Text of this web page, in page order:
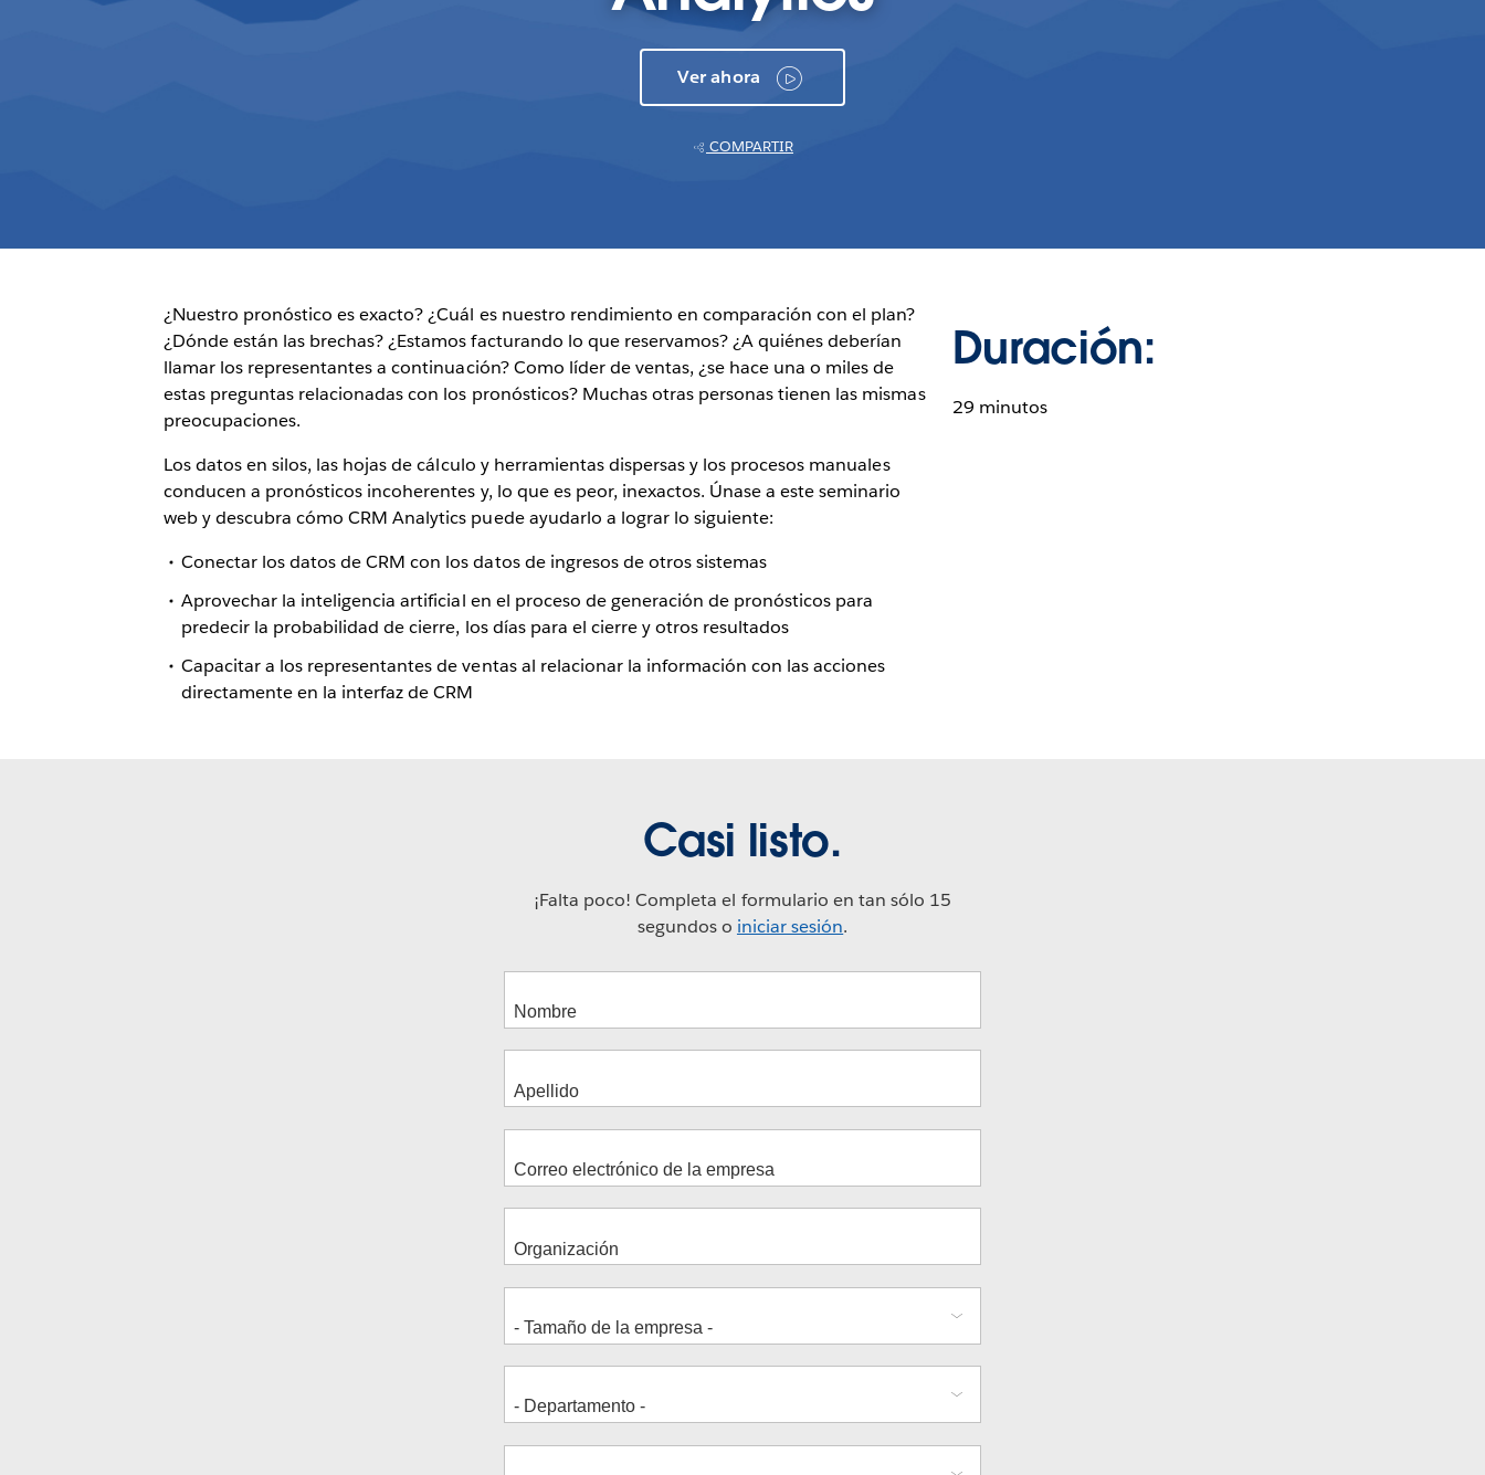
Ver ahora
COMPARTIR
¿Nuestro pronóstico es exacto? ¿Cuál es nuestro rendimiento en comparación con el plan?
¿Dónde están las brechas? ¿Estamos facturando lo que reservamos? ¿A quiénes deberían
llamar los representantes a continuación? Como líder de ventas, ¿se hace una o miles de
estas preguntas relacionadas con los pronósticos? Muchas otras personas tienen las mismas
preocupaciones.
Los datos en silos, las hojas de cálculo y herramientas dispersas y los procesos manuales
conducen a pronósticos incoherentes y, lo que es peor, inexactos. Únase a este seminario
web y descubra cómo CRM Analytics puede ayudarlo a lograr lo siguiente:
Conectar los datos de CRM con los datos de ingresos de otros sistemas
Aprovechar la inteligencia artificial en el proceso de generación de pronósticos para
predecir la probabilidad de cierre, los días para el cierre y otros resultados
Capacitar a los representantes de ventas al relacionar la información con las acciones
directamente en la interfaz de CRM
Duración:
29 minutos
Casi listo.
¡Falta poco! Completa el formulario en tan sólo 15
segundos o iniciar sesión.